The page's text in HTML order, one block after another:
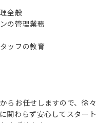
全般
の管理業務
ッフの教育
らお任せしますので、徐
関わらず安心してスタート